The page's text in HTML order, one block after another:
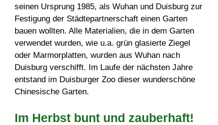
seinen Ursprung 1985, als Wuhan und Duisburg zur
Festigung der Städtepartnerschaft einen Garten
bauen wollten. Alle Materialien, die in dem Garten
verwendet wurden, wie u.a. grün glasierte Ziegel
oder Marmorplatten, wurden aus Wuhan nach
Duisburg verschifft. Im Laufe der nächsten Jahre
entstand im Duisburger Zoo dieser wunderschöne
Chinesische Garten.
Im Herbst bunt und zauberhaft!